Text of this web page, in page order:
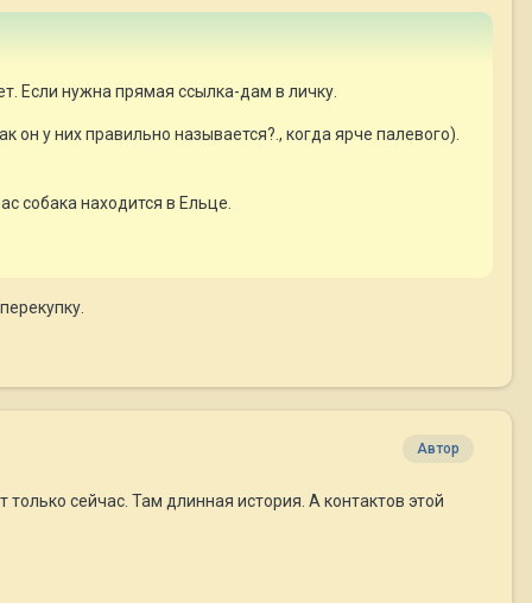
Если нужна прямая ссылка-дам в личку.
у них правильно называется?., когда ярче палевого).
собака находится в Ельце.
Автор
сейчас. Там длинная история. А контактов этой